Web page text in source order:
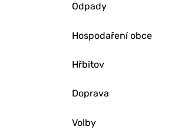
Odpady
Hospodaření obce
Hřbitov
Doprava
Volby